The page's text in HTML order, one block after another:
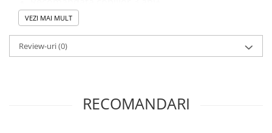
🎓Beneficii educationale:
Dezvolta motricitatea fina si coordonarea
Incurajeaza independenta si gandirea practica
prin activitati din viata reala.
VEZI MAI MULT
Review-uri(0)
RECOMANDARI